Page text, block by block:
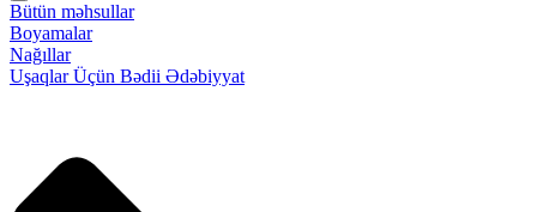
Bütün məhsullar
Boyamalar
Nağıllar
Uşaqlar Üçün Bədii Ədəbiyyat